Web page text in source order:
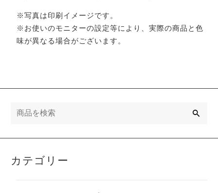
※写真は印刷イメージです。
※お使いのモニターの設定等により、実際の商品と色
味が異なる場合がございます。
カテゴリー